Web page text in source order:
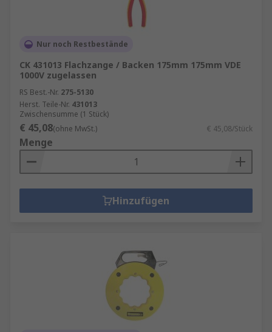
Nur noch Restbestände
CK 431013 Flachzange / Backen 175mm 175mm VDE
1000V zugelassen
RS Best.-Nr. 275-5130
Herst. Teile-Nr. 431013
Zwischensumme (1 Stück)
€ 45,08(ohne MwSt.) € 45,08/Stück
Menge
Hinzufügen